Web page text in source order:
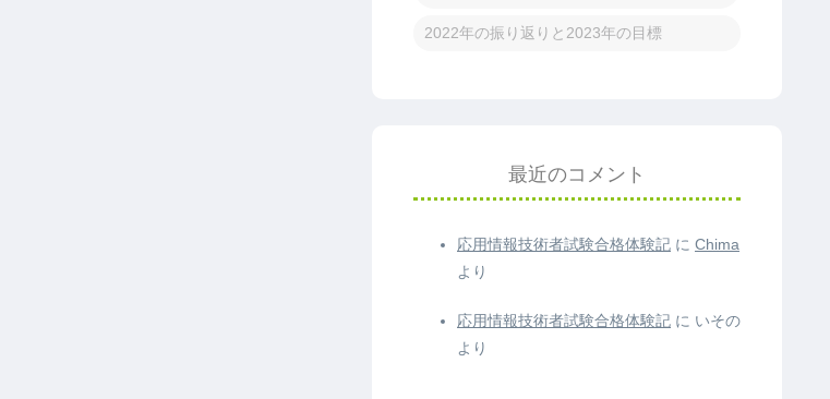
2022年の振り返りと2023年の目標
最近のコメント
応用情報技術者試験合格体験記 に Chima
より
応用情報技術者試験合格体験記 に いその
より